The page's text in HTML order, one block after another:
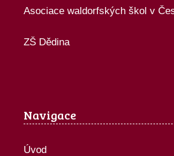
Asociace waldorfských škol v
ZŠ Dědina
Navigace
Úvod